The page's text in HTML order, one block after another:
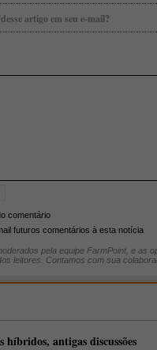
artigo em seu e-mail?
comentário
futuros comentários à esta notícia
pela equipe FarmPoint, e as
leitores. Contamos com sua
híbridos, antigas discussões